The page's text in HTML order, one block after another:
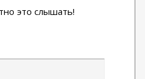
это слышать!